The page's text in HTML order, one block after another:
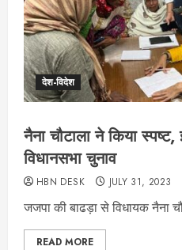
देश-विदेश
नैना चौटाला ने किया
विधानसभा चुनाव
HBN DESK JULY 31, 2023
जजपा की बाढड़ा से विधायक नैना
READ MORE